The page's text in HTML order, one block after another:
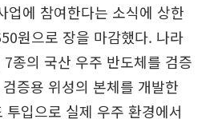
업에 참여한다는 소식에 상한
원으로 장을 마감했다. 나라
종의 국산 우주 반도체를 검증
증용 위성의 본체를 개발한
입으로 실제 우주 환경에서